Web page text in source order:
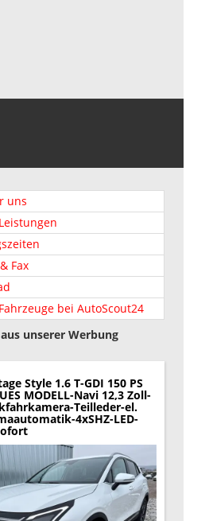
uns
Fax
bei AutoScout24
unserer Werbung
Style 1.6 T-GDI 150 PS
MODELL-Navi 12,3 Zoll-
Teilleder-el.
4xSHZ-LED-